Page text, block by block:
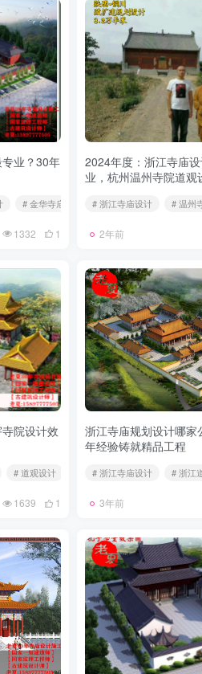
业？30年
# 金华寺庙设计
1332 1
2024年度：浙江寺庙
业，杭州温州寺院道观
# 浙江寺庙设计 # 温州
2年前
院设计效
# 道观设计
1639 1
浙江寺庙规划设计哪家
年经验铸就精品工程
# 浙江寺庙设计 # 浙江
3年前